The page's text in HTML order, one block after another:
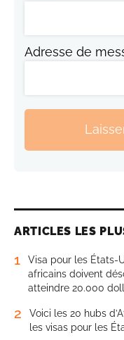
Adresse de
ARTICLES LES
1
Visa pour les États-
africains doivent
atteindre 20.000
2
Voici les 20 hubs
les visas pour les